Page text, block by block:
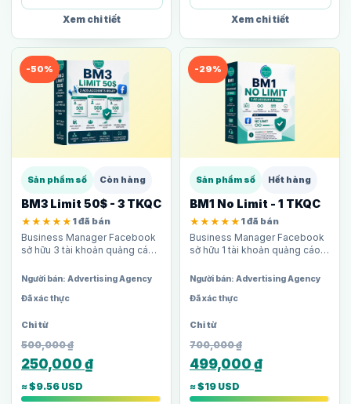
Xem chi tiết Xem chi tiết
-50%
Sản phẩm số Còn hàng
BM3 Limit 50$ - 3 TKQC
★★★★★ 1 đã bán
Business Manager Facebook
sở hữu 3 tài khoản quảng cáo,
TKQC. Phù hợp cho người mới
hoặc shop nhỏ cần…
Người bán: Advertising Agency
Đã xác thực
500,000₫
250,000 ₫
≈ $9.56 USD
-29%
Sản phẩm số Hết hàng
BM1 No Limit - 1 TKQC
★★★★★ 1 đã bán
Business Manager Facebook
sở hữu 1 tài khoản quảng cáo
Phù hợp cho media buyer cần
tập trung toàn bộ…
Người bán: Advertising Agency
Đã xác thực
700,000₫
499,000 ₫
≈ $19 USD